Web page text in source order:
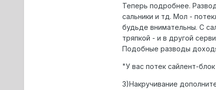
Теперь подробнее.
сальники и тд. Мол -
будьде внимательны. С
тряпкой - и в другой
Подобные разводы
"У вас потек сайлент-
3)Накручивание